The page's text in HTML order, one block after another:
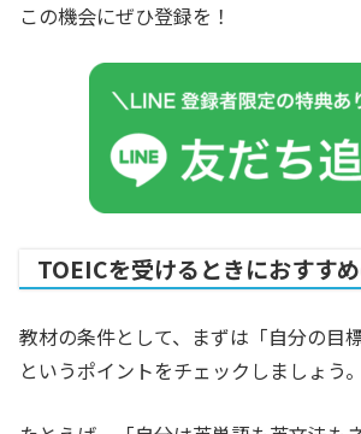
この機会にぜひ登録を！
TOEICを受けるときにおすす
教材の条件として、まずは「自分の目
というポイントをチェックしましょう。